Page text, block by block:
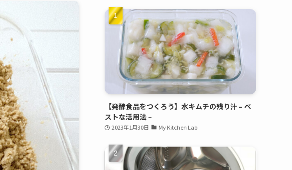
【発酵食品をつくろう】水キムチの残り汁 – ベ
ストな活用法 –
2023年1月30日 My Kitchen Lab